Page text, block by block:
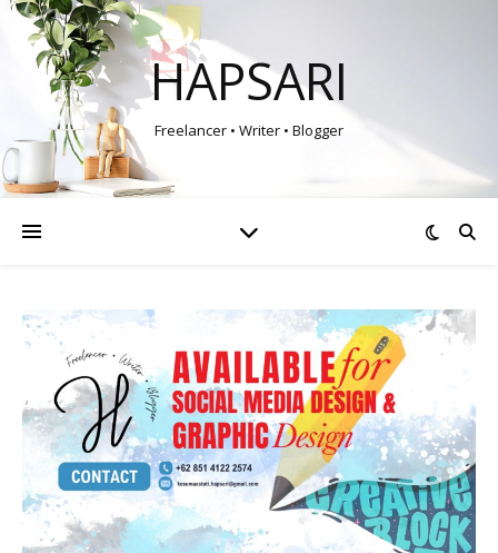
HAPSARI
Freelancer • Writer • Blogger